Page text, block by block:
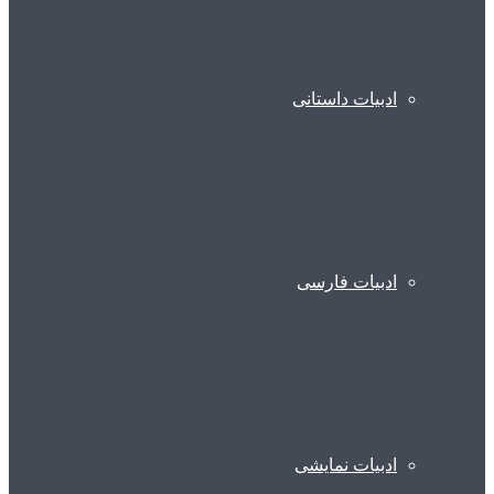
ادبیات داستانی
ادبیات فارسی
ادبیات نمایشی